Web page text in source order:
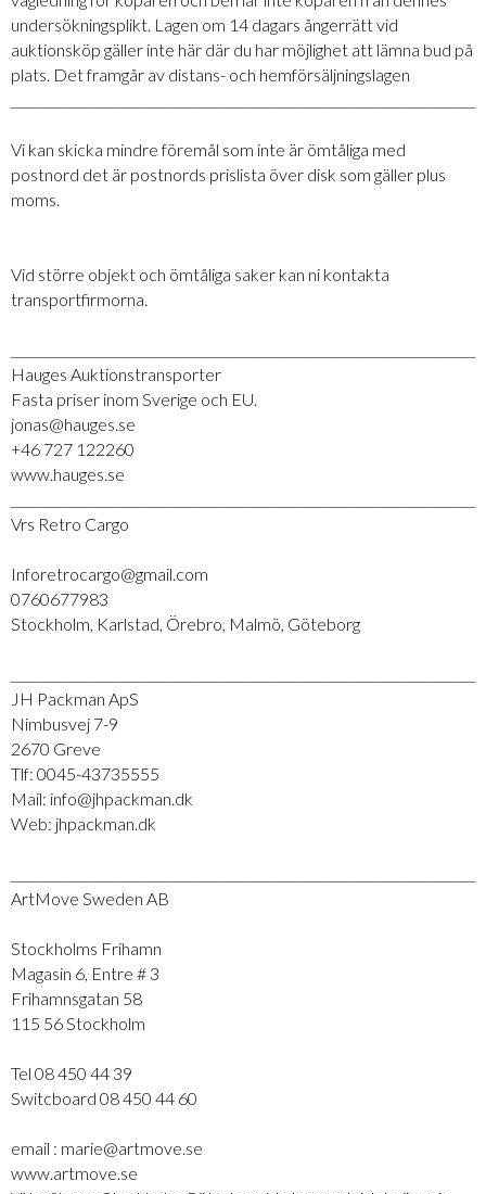
undersökningsplikt. Lagen om 14 dagars ångerrätt vid
auktionsköp gäller inte här där du har möjlighet att lämna bud på
plats. Det framgår av distans- och hemförsäljningslagen
Vi kan skicka mindre föremål som inte är ömtåliga med
postnord det är postnords prislista över disk som gäller plus
moms.
Vid större objekt och ömtåliga saker kan ni kontakta
transportfirmorna.
Hauges Auktionstransporter
Fasta priser inom Sverige och EU.
jonas@hauges.se
+46 727 122260
www.hauges.se
Vrs Retro Cargo
Inforetrocargo@gmail.com
0760677983
Stockholm, Karlstad, Örebro, Malmö, Göteborg
JH Packman ApS
Nimbusvej 7-9
2670 Greve
Tlf: 0045-43735555
Mail: info@jhpackman.dk
Web: jhpackman.dk
ArtMove Sweden AB
Stockholms Frihamn
Magasin 6, Entre # 3
Frihamnsgatan 58
115 56 Stockholm
Tel 08 450 44 39
Switcboard 08 450 44 60
email : marie@artmove.se
www.artmove.se